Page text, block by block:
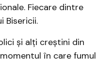
Fiecare dintre
Bisericii.​
și alți creștini din
în care fumul